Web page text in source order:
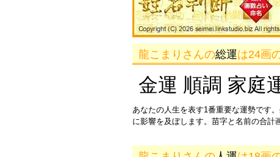
龍こまりさんの総運は24画
金運 順調 家庭
あなたの人生を表す1番重要な運勢です
に影響を及ぼします。苗字と名前の合計